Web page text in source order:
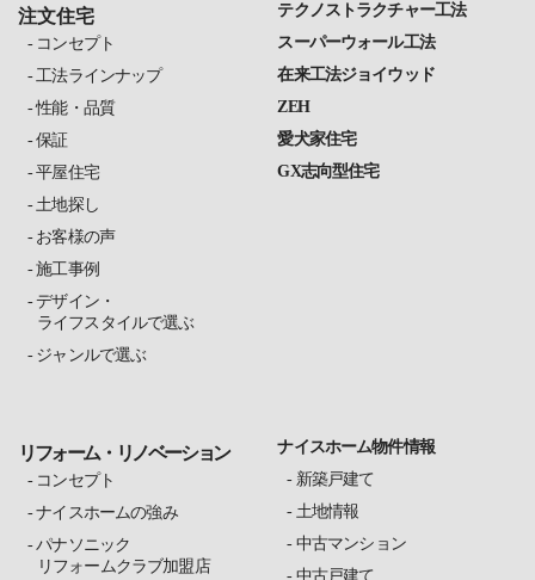
注文住宅
コンセプト
工法ラインナップ
性能・品質
保証
平屋住宅
土地探し
お客様の声
施工事例
デザイン・
ライフスタイルで選ぶ
ジャンルで選ぶ
テクノストラクチャー工法
スーパーウォール工法
在来工法ジョイウッド
ZEH
愛犬家住宅
GX志向型住宅
リフォーム・リノベーション
コンセプト
ナイスホームの強み
パナソニック
リフォームクラブ加盟店
ナイスホーム物件情報
新築戸建て
土地情報
中古マンション
中古戸建て